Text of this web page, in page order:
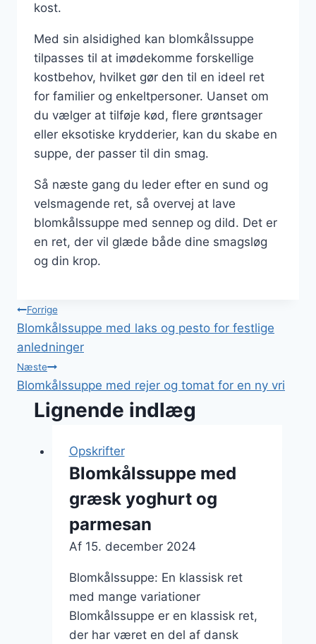
kost.
Med sin alsidighed kan blomkålssuppe
tilpasses til at imødekomme forskellige
kostbehov, hvilket gør den til en ideel ret
for familier og enkeltpersoner. Uanset om
du vælger at tilføje kød, flere grøntsager
eller eksotiske krydderier, kan du skabe en
suppe, der passer til din smag.
Så næste gang du leder efter en sund og
velsmagende ret, så overvej at lave
blomkålssuppe med sennep og dild. Det er
en ret, der vil glæde både dine smagsløg
og din krop.
Indlægsnavigation
Forrige
Blomkålssuppe med laks og pesto for festlige
anledninger
Næste
Blomkålssuppe med rejer og tomat for en ny vri
Lignende indlæg
Opskrifter
Blomkålssuppe med
græsk yoghurt og
parmesan
Af 15. december 2024
Blomkålssuppe: En klassisk ret
med mange variationer
Blomkålssuppe er en klassisk ret,
der har været en del af dansk